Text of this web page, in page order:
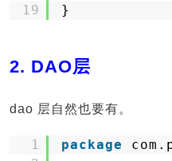
19
}
2. DAO层
dao 层自然也要有。
1
package